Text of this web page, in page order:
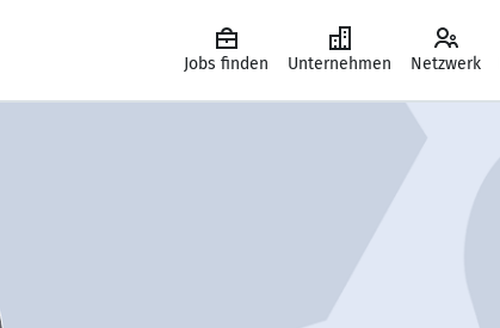
Jobs finden Unternehmen Netzwerk